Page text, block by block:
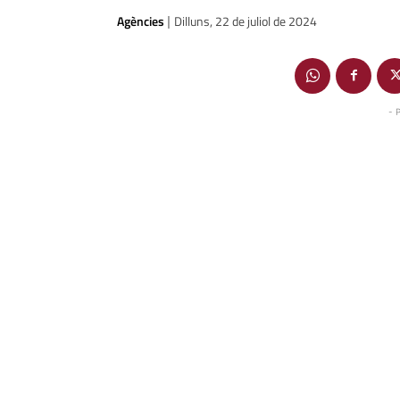
Agències | Dilluns, 22 de juliol de 2024
-